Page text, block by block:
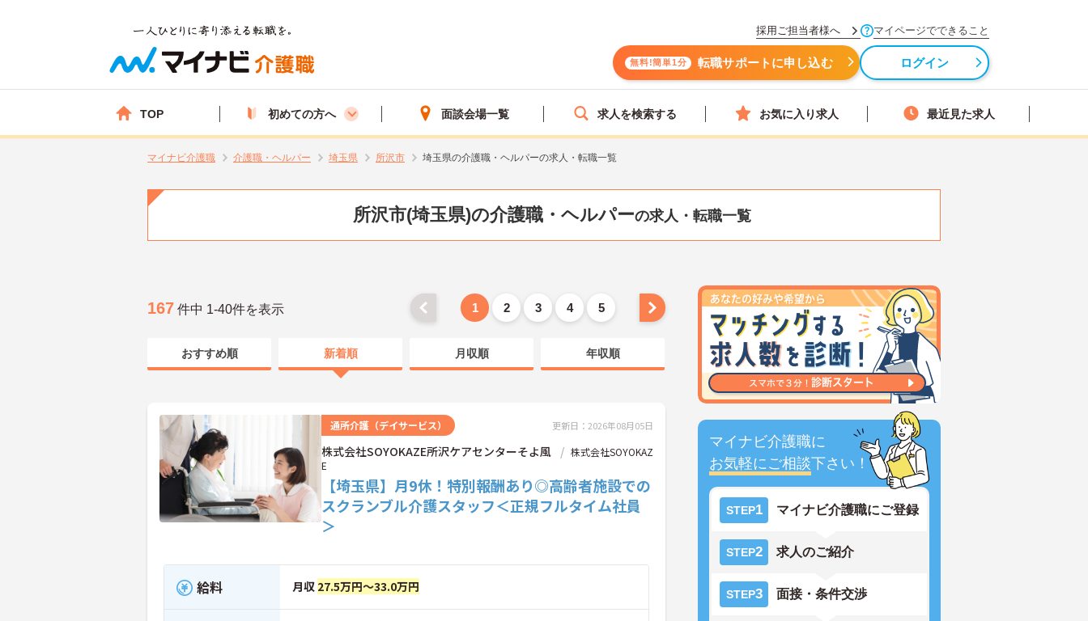
採用ご担当者様へ マイページでできること
無料!簡単1分 転職サポートに申し込む ログイン
TOP 初めての方へ 面談会場一覧 求人を検索する お気に入り求人 最近見た求人
マイナビ介護職 介護職・ヘルパー 埼玉県 所沢市 埼玉県の介護職・ヘルパーの求人・転職一覧
所沢市(埼玉県)の介護職・ヘルパーの求人・転職一覧
マイナビ介護職に
お気軽にご相談下さい！
STEP1 マイナビ介護職にご登録
STEP2 求人のご紹介
STEP3 面接・条件交渉
167 件中 1-40件を表示 1 2 3 4 5
おすすめ順 新着順 月収順 年収順
通所介護（デイサービス） 更新日：2026年08月05日
株式会社SOYOKAZE所沢ケアセンターそよ風
株式会社SOYOKAZ
E
【埼玉県】月9休！特別報酬あり◎高齢者施設での
スクランブル介護スタッフ＜正規フルタイム社員
＞
給料 月収 27.5万円～33.0万円